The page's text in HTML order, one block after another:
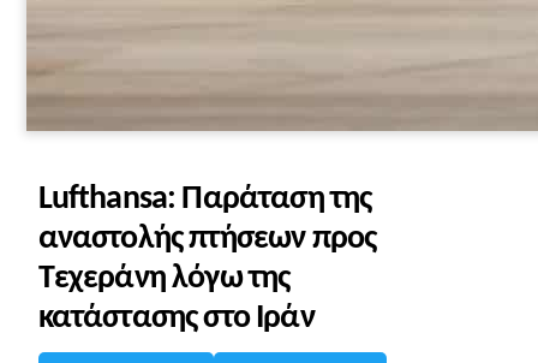
Lufthansa: Παράταση της
αναστολής πτήσεων προς
Τεχεράνη λόγω της
κατάστασης στο Ιράν